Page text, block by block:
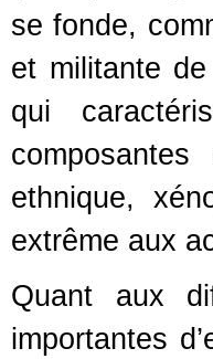
se fonde,
et militante
qui
ethnique,
extrême aux
Quant aux
importantes